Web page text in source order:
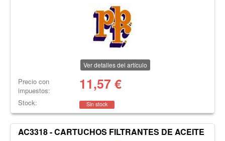
Ver detalles del artículo
Precio con
impuestos:
11,57€
Stock: Sin stock
AC3318 - CARTUCHOS FILTRANTES DE ACEITE